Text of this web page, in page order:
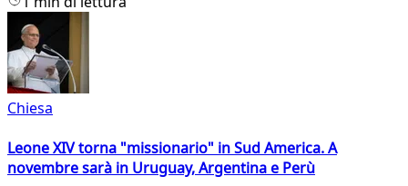
Chiesa
Leone XIV torna "missionario" in Sud America. A
novembre sarà in Uruguay, Argentina e Perù